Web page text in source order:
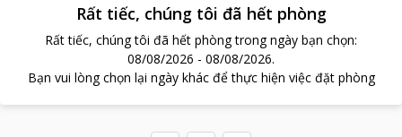
Rất tiếc, chúng tôi đã hết phòng
Rất tiếc, chúng tôi đã hết phòng trong ngày bạn chọn:
08/08/2026 - 08/08/2026.
Bạn vui lòng chọn lại ngày khác để thực hiện việc đặt phòng